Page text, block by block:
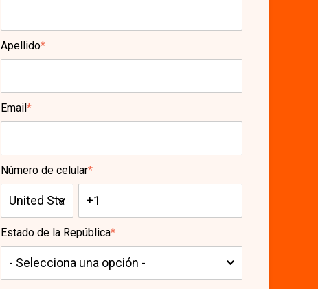
Apellido*
Email *
Número de celular*
Estado de la República*